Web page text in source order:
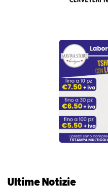
Ultime Notizie